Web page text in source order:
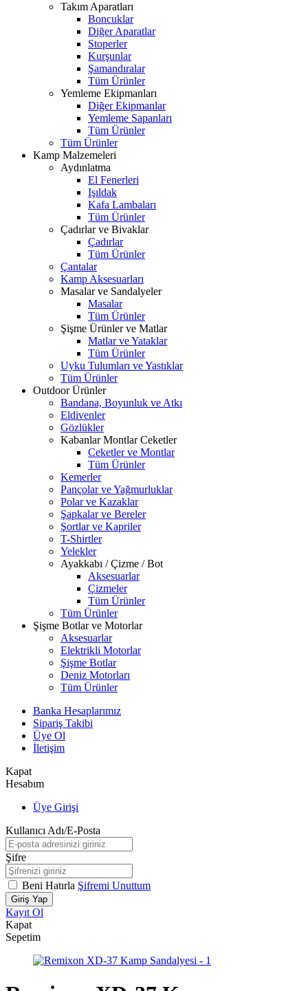
Takım Aparatları
Boncuklar
Diğer Aparatlar
Stoperler
Kurşunlar
Şamandıralar
Tüm Ürünler
Yemleme Ekipmanları
Diğer Ekipmanlar
Yemleme Sapanları
Tüm Ürünler
Tüm Ürünler
Kamp Malzemeleri
Aydınlatma
El Fenerleri
Işıldak
Kafa Lambaları
Tüm Ürünler
Çadırlar ve Bivaklar
Çadırlar
Tüm Ürünler
Çantalar
Kamp Aksesuarları
Masalar ve Sandalyeler
Masalar
Tüm Ürünler
Şişme Ürünler ve Matlar
Matlar ve Yataklar
Tüm Ürünler
Uyku Tulumları ve Yastıklar
Tüm Ürünler
Outdoor Ürünler
Bandana, Boyunluk ve Atkı
Eldivenler
Gözlükler
Kabanlar Montlar Ceketler
Ceketler ve Montlar
Tüm Ürünler
Kemerler
Pançolar ve Yağmurluklar
Polar ve Kazaklar
Şapkalar ve Bereler
Şortlar ve Kapriler
T-Shirtler
Yelekler
Ayakkabı / Çizme / Bot
Aksesuarlar
Çizmeler
Tüm Ürünler
Tüm Ürünler
Şişme Botlar ve Motorlar
Aksesuarlar
Elektrikli Motorlar
Şişme Botlar
Deniz Motorları
Tüm Ürünler
Banka Hesaplarımız
Sipariş Takibi
Üye Ol
İletişim
Kapat
Hesabım
Üye Girişi
Kullanıcı Adı/E-Posta
Şifre
Beni Hatırla Şifremi Unuttum
Giriş Yap
Kayıt Ol
Kapat
Sepetim